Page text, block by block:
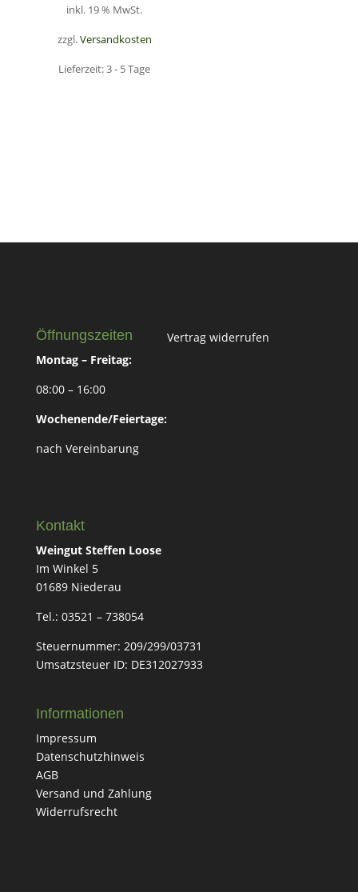
inkl. 19 % MwSt.
zzgl.Versandkosten
Lieferzeit:3 - 5 Tage
Öffnungszeiten
Montag – Freitag:
08:00 – 16:00
Wochenende/Feiertage:
nach Vereinbarung
Vertrag widerrufen
Kontakt
Weingut Steffen Loose
Im Winkel 5
01689 Niederau
Tel.: 03521 – 738054
Steuernummer: 209/299/03731
Umsatzsteuer ID: DE312027933
Informationen
Impressum
Datenschutzhinweis
AGB
Versand und Zahlung
Widerrufsrecht